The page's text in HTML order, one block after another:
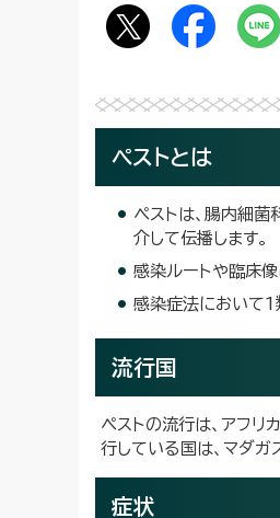
ペストとは
ペストは、腸内細
介して伝播します。
感染ルートや臨床像
感染症法において1
流行国
ペストの流行は、アフリ
行している国は、マダガ
症状